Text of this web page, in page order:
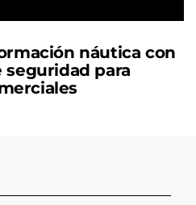
náutica con
seguridad para